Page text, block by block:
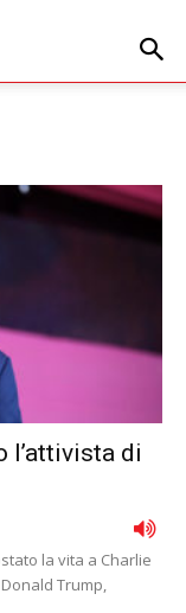
l’attivista di
la vita a Charlie
Trump,